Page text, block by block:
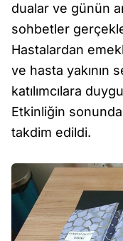
dualar ve günün
sohbetler
Hastalardan
ve hasta yakının
katılımcılara
Etkinliğin
takdim edildi.